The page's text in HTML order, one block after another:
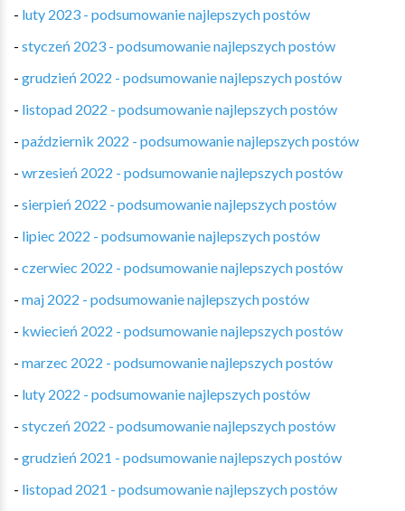
- luty 2023 - podsumowanie najlepszych postów
- styczeń 2023 - podsumowanie najlepszych postów
- grudzień 2022 - podsumowanie najlepszych postów
- listopad 2022 - podsumowanie najlepszych postów
- październik 2022 - podsumowanie najlepszych postów
- wrzesień 2022 - podsumowanie najlepszych postów
- sierpień 2022 - podsumowanie najlepszych postów
- lipiec 2022 - podsumowanie najlepszych postów
- czerwiec 2022 - podsumowanie najlepszych postów
- maj 2022 - podsumowanie najlepszych postów
- kwiecień 2022 - podsumowanie najlepszych postów
- marzec 2022 - podsumowanie najlepszych postów
- luty 2022 - podsumowanie najlepszych postów
- styczeń 2022 - podsumowanie najlepszych postów
- grudzień 2021 - podsumowanie najlepszych postów
- listopad 2021 - podsumowanie najlepszych postów